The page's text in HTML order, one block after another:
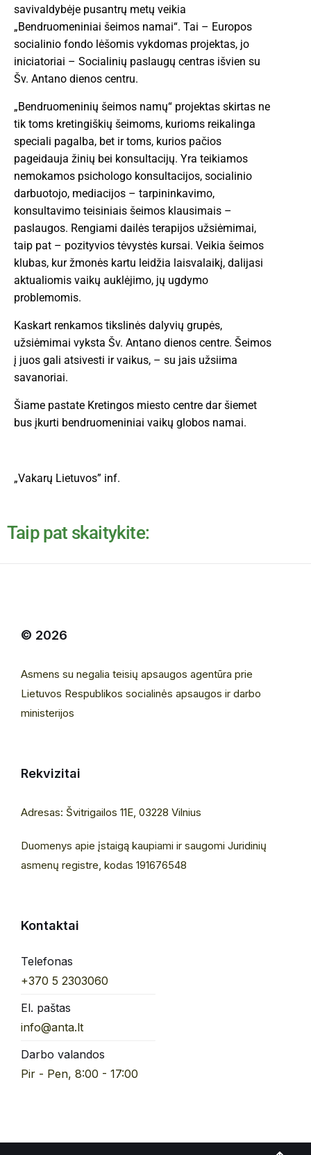
savivaldybėje pusantrų metų veikia
„Bendruomeniniai šeimos namai“. Tai – Europos
socialinio fondo lėšomis vykdomas projektas, jo
iniciatoriai – Socialinių paslaugų centras išvien su
Šv. Antano dienos centru.
„Bendruomeninių šeimos namų“ projektas skirtas ne
tik toms kretingiškių šeimoms, kurioms reikalinga
speciali pagalba, bet ir toms, kurios pačios
pageidauja žinių bei konsultacijų. Yra teikiamos
nemokamos psichologo konsultacijos, socialinio
darbuotojo, mediacijos – tarpininkavimo,
konsultavimo teisiniais šeimos klausimais –
paslaugos. Rengiami dailės terapijos užsiėmimai,
taip pat – pozityvios tėvystės kursai. Veikia šeimos
klubas, kur žmonės kartu leidžia laisvalaikį, dalijasi
aktualiomis vaikų auklėjimo, jų ugdymo
problemomis.
Kaskart renkamos tikslinės dalyvių grupės,
užsiėmimai vyksta Šv. Antano dienos centre. Šeimos
į juos gali atsivesti ir vaikus, – su jais užsiima
savanoriai.
Šiame pastate Kretingos miesto centre dar šiemet
bus įkurti bendruomeniniai vaikų globos namai.
„Vakarų Lietuvos” inf.
Taip pat skaitykite:
© 2026
Asmens su negalia teisių apsaugos agentūra prie
Lietuvos Respublikos socialinės apsaugos ir darbo
ministerijos
Rekvizitai
Adresas: Švitrigailos 11E, 03228 Vilnius
Duomenys apie įstaigą kaupiami ir saugomi Juridinių
asmenų registre, kodas 191676548
Kontaktai
Telefonas
+370 5 2303060
El. paštas
info@anta.lt
Darbo valandos
Pir - Pen, 8:00 - 17:00